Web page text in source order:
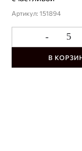
Артикул: 151894
-
В